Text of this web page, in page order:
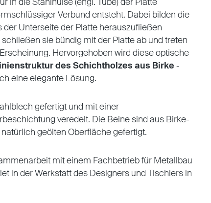
Verbund entsteht. Dabei bilden die
der Unterseite der Platte herauszufließen
sie bündig mit der Platte ab und treten
Hervorgehoben wird diese optische
des Schichtholzes aus Birke -
eine elegante Lösung.
gefertigt und mit einer
veredelt. Die Beine sind aus Birke-
geölten Oberfläche gefertigt.
mit einem Fachbetrieb für Metallbau
in der Werkstatt des Designers und Tischlers in